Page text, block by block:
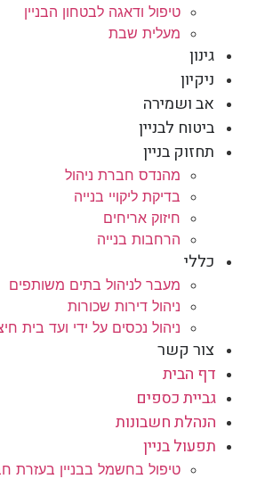
טיפול ודאגה לבטחון הבניין
מעלית שבת
גינון
ניקיון
אב ושמירה
ביטוח לבניין
תחזוק בניין
מהנדס חברת ניהול
בדיקת ליקויי בנייה
חיזוק אריחים
הרחבות בנייה
כללי
מעבר לניהול בתים משותפים
ניהול דירות שכורות
ניהול נכסים על ידי ועד בית
צור קשר
דף הבית
גביית כספים
הנהלת חשבונות
תפעול בניין
טיפול בחשמל בבניין בעזרת